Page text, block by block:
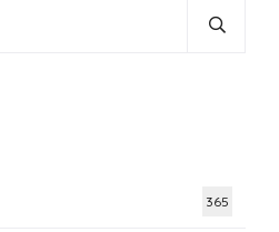
365